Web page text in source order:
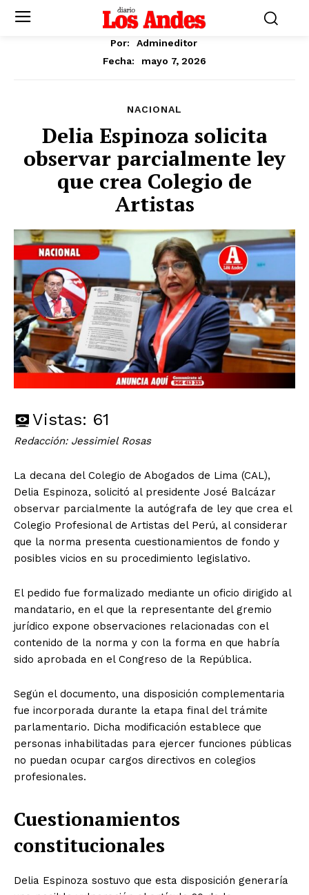
Por:
Admineditor
Fecha:
mayo 7, 2026
NACIONAL
Delia Espinoza solicita
observar parcialmente ley
que crea Colegio de
Artistas
Vistas: 61
Redacción: Jessimiel Rosas
La decana del Colegio de Abogados de Lima (CAL),
Delia Espinoza, solicitó al presidente José Balcázar
observar parcialmente la autógrafa de ley que crea el
Colegio Profesional de Artistas del Perú, al considerar
que la norma presenta cuestionamientos de fondo y
posibles vicios en su procedimiento legislativo.
El pedido fue formalizado mediante un oficio dirigido al
mandatario, en el que la representante del gremio
jurídico expone observaciones relacionadas con el
contenido de la norma y con la forma en que habría
sido aprobada en el Congreso de la República.
Según el documento, una disposición complementaria
fue incorporada durante la etapa final del trámite
parlamentario. Dicha modificación establece que
personas inhabilitadas para ejercer funciones públicas
no puedan ocupar cargos directivos en colegios
profesionales.
Cuestionamientos
constitucionales
Delia Espinoza sostuvo que esta disposición generaría